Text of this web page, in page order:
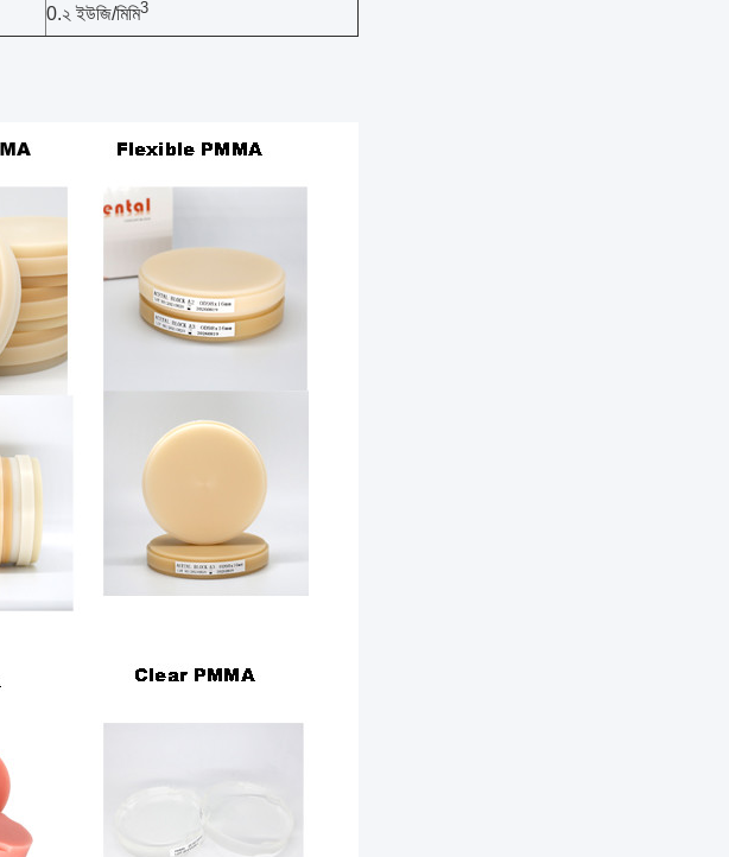
0.২ ইউজি/মিমি3